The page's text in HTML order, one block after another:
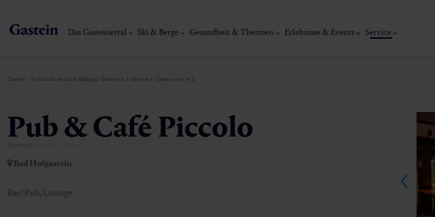
Das Gasteinertal Ski & Berge Gesundheit & Thermen Erlebnisse & Events Service
Kunst,
Gastein - Ihr Urlaub im Land Salzburg, Österreich Service Gastein von A-Z
Pub & Café Piccolo
Bad Hofgastein
Bar/Pub/Lounge